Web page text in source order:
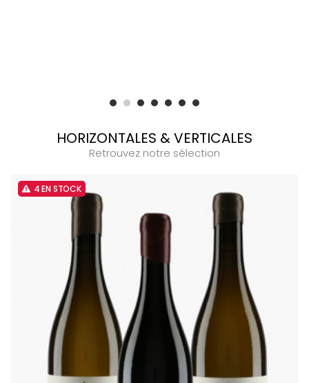
HORIZONTALES & VERTICALES
Retrouvez notre sélection
4 EN STOCK